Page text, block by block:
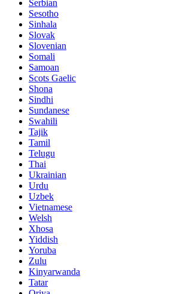
Serbian
Sesotho
Sinhala
Slovak
Slovenian
Somali
Samoan
Scots Gaelic
Shona
Sindhi
Sundanese
Swahili
Tajik
Tamil
Telugu
Thai
Ukrainian
Urdu
Uzbek
Vietnamese
Welsh
Xhosa
Yiddish
Yoruba
Zulu
Kinyarwanda
Tatar